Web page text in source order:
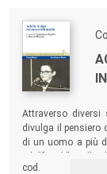
Attraverso
divulga il pensiero
di un uomo a più
cod.